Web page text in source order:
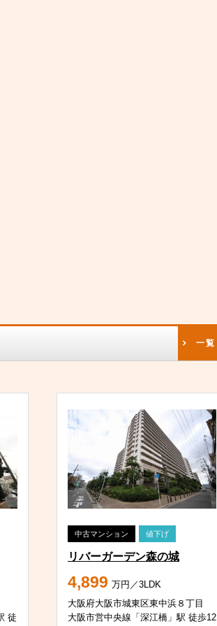
一覧
徒
中古マンション 値下げ
リバーガーデン森の城
4,899 万円／3LDK
大阪府大阪市城東区東中浜８丁目
大阪市営中央線「深江橋」駅 徒歩12